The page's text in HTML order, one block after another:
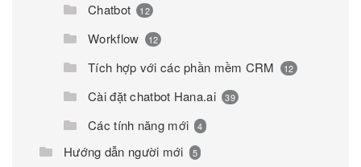
Chatbot 12
Workflow 12
Tích hợp với các phần mềm CRM 12
Cài đặt chatbot Hana.ai 39
Các tính năng mới 4
Hướng dẫn người mới 5